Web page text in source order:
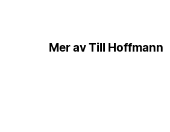
Mer av Till Hoffmann